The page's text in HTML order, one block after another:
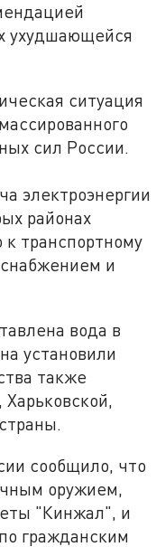
ухудшающейся
ситуация
сил России.
электроэнергии
районах
к транспортному
и
вода в
установили
также
сообщило, что
оружием,
"Кинжал", и
гражданским